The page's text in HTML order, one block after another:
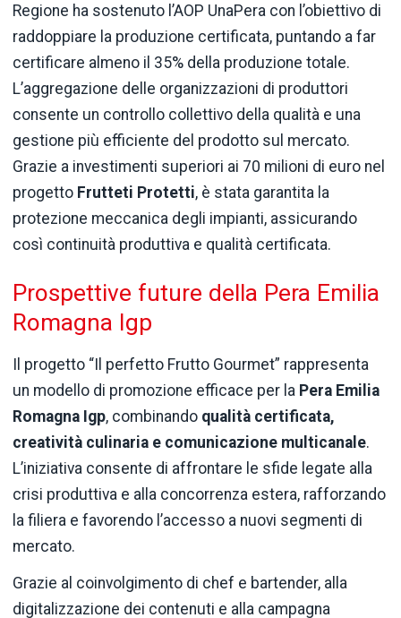
Regione ha sostenuto l’AOP UnaPera con l’obiettivo di
raddoppiare la produzione certificata, puntando a far
certificare almeno il 35% della produzione totale.
L’aggregazione delle organizzazioni di produttori
consente un controllo collettivo della qualità e una
gestione più efficiente del prodotto sul mercato.
Grazie a investimenti superiori ai 70 milioni di euro nel
progetto Frutteti Protetti, è stata garantita la
protezione meccanica degli impianti, assicurando
così continuità produttiva e qualità certificata.
Prospettive future della Pera Emilia
Romagna Igp
Il progetto “Il perfetto Frutto Gourmet” rappresenta
un modello di promozione efficace per la Pera Emilia
Romagna Igp, combinando qualità certificata,
creatività culinaria e comunicazione multicanale.
L’iniziativa consente di affrontare le sfide legate alla
crisi produttiva e alla concorrenza estera, rafforzando
la filiera e favorendo l’accesso a nuovi segmenti di
mercato.
Grazie al coinvolgimento di chef e bartender, alla
digitalizzazione dei contenuti e alla campagna